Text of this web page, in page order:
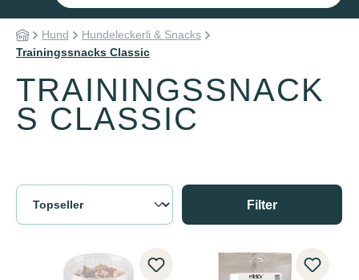
Hund
Hundeleckerli & Snacks
Trainingssnacks Classic
TRAININGSSNACK
S CLASSIC
Filter